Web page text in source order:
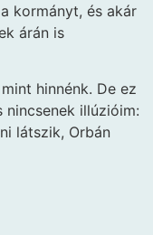
kormányt, és akár
árán is
hinnénk. De ez
nincsenek illúzióim:
látszik, Orbán